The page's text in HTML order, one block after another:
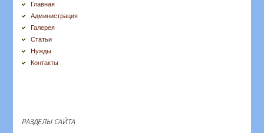
Главная
Администрация
Галерея
Статьи
Нужды
Контакты
РАЗДЕЛЫ САЙТА